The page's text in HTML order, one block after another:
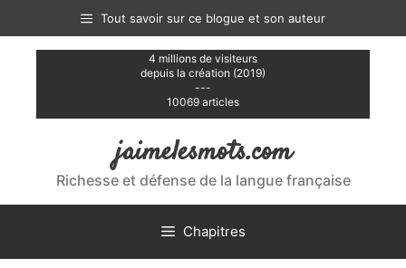
contenu
Tout savoir sur ce blogue et son auteur
4 millions de visiteurs
depuis la création (2019)
---
10069 articles
jaimelesmots.com
Richesse et défense de la langue française
Chapitres